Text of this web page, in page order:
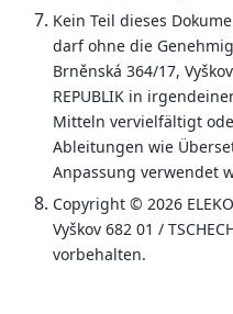
Kein Teil dieses
darf ohne die
Brněnská 364/17,
REPUBLIK in
Mitteln vervielfältigt
Ableitungen wie
Anpassung verwendet
Copyright © 2026
Vyškov 682 01 /
vorbehalten.